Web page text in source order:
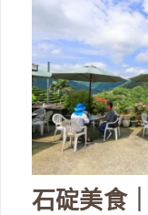
石碇美食